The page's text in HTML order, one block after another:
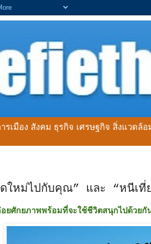
รเมือง สังคม ธุรกิจ เศรษฐกิจ สิ่งแวดล้
หม่ไปกับคุณ” และ “หนีเที่
ยศักยภาพพร้อมที่จะใช้ชีวิตสนุกไปด้วยกั